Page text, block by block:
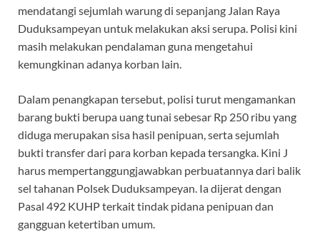
mendatangi sejumlah warung di sepanjang Jalan Raya
Duduksampeyan untuk melakukan aksi serupa. Polisi kini
masih melakukan pendalaman guna mengetahui
kemungkinan adanya korban lain.
Dalam penangkapan tersebut, polisi turut mengamankan
barang bukti berupa uang tunai sebesar Rp 250 ribu yang
diduga merupakan sisa hasil penipuan, serta sejumlah
bukti transfer dari para korban kepada tersangka. Kini J
harus mempertanggungjawabkan perbuatannya dari balik
sel tahanan Polsek Duduksampeyan. Ia dijerat dengan
Pasal 492 KUHP terkait tindak pidana penipuan dan
gangguan ketertiban umum.